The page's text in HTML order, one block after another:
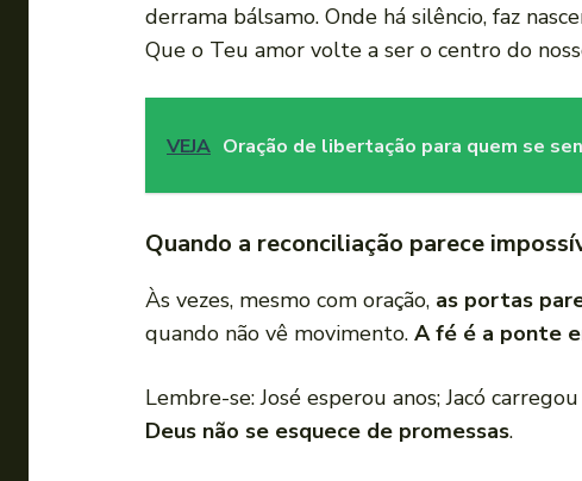
derrama bálsamo. Onde há silêncio, faz
Que o Teu amor volte a ser o centro do
VEJA Oração de libertação para quem se
Quando a reconciliação parece
Às vezes, mesmo com oração, as portas
quando não vê movimento. A fé é a ponte
Lembre-se: José esperou anos; Jacó
Deus não se esquece de promessas.